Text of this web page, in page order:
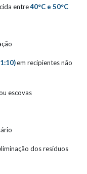
entre40°C e 50°C
em recipientes não
escovas
dos resíduos